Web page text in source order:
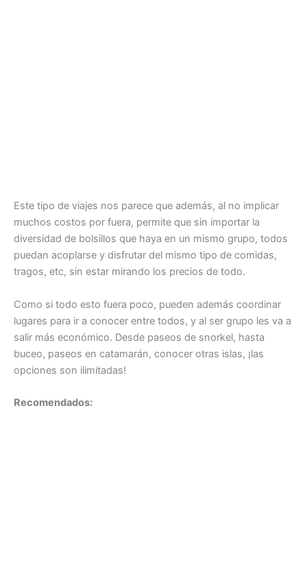
Este tipo de viajes nos parece que además, al no implicar
muchos costos por fuera, permite que sin importar la
diversidad de bolsillos que haya en un mismo grupo, todos
puedan acoplarse y disfrutar del mismo tipo de comidas,
tragos, etc, sin estar mirando los precios de todo.
Como si todo esto fuera poco, pueden además coordinar
lugares para ir a conocer entre todos, y al ser grupo les va a
salir más económico. Desde paseos de snorkel, hasta
buceo, paseos en catamarán, conocer otras islas, ¡las
opciones son ilimitadas!
Recomendados: